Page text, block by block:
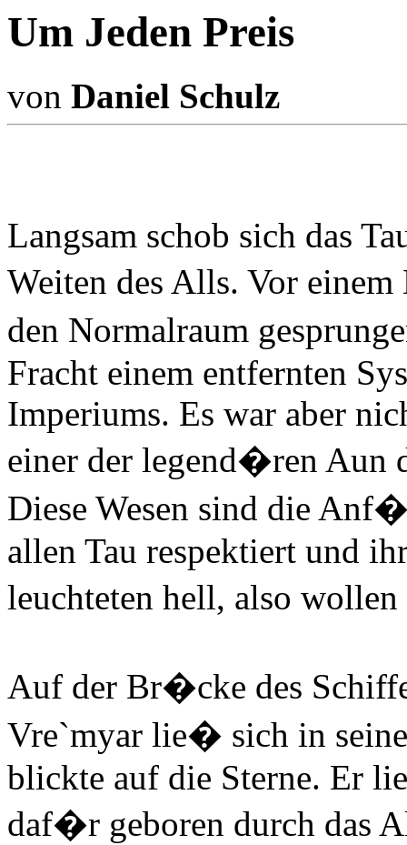
Um Jeden Preis
von Daniel Schulz
Langsam schob sich das
Weiten des Alls. Vor
den Normalraum
Fracht einem entfernten
Imperiums. Es war aber
einer der legend�ren Aun
Diese Wesen sind die
allen Tau respektiert und
leuchteten hell, also
Auf der Br�cke des
Vre`myar lie� sich in
blickte auf die Sterne. Er
daf�r geboren durch das